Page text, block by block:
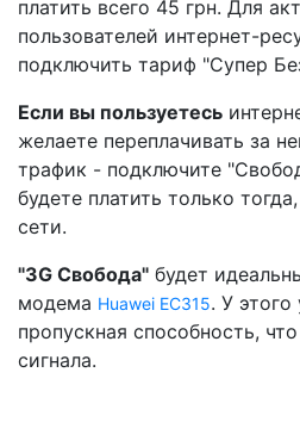
платить всего 45 грн. Для
пользователей интернет-
подключить тариф "Супер
Если вы пользуетесь
желаете переплачивать за
трафик - подключите
будете платить только
сети.
"3G Свобода" будет
модема Huawei EC315. У
пропускная способность,
сигнала.